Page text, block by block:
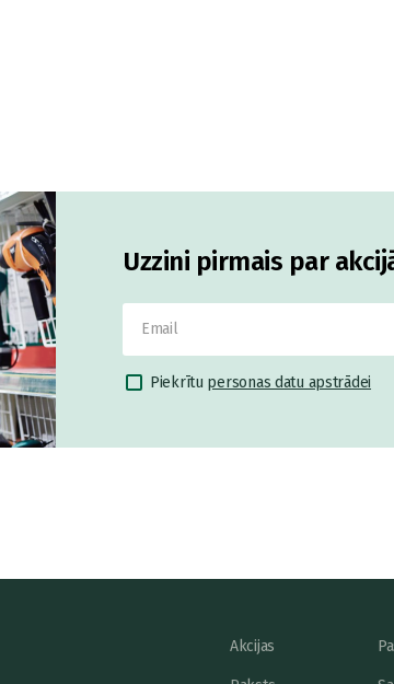
Uzzini pirmais par
Piekrītu personas datu apstrādei
Akcijas